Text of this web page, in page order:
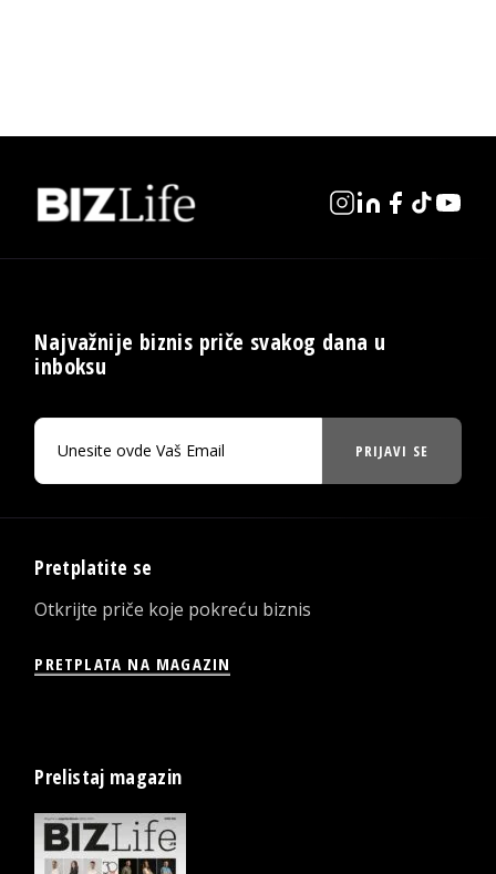
Najvažnije biznis priče svakog dana u
inboksu
PRIJAVI SE
Pretplatite se
Otkrijte priče koje pokreću biznis
PRETPLATA NA MAGAZIN
Prelistaj magazin